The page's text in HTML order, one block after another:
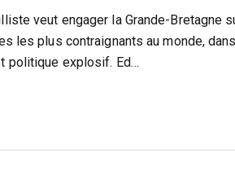
veut engager la Grande-Bretagne
les plus contraignants au monde,
politique explosif. Ed…